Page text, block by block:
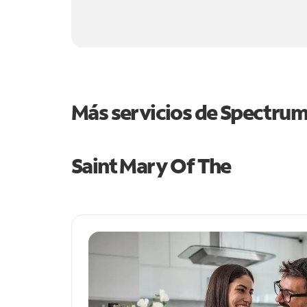
Más servicios de
Saint Mary Of The